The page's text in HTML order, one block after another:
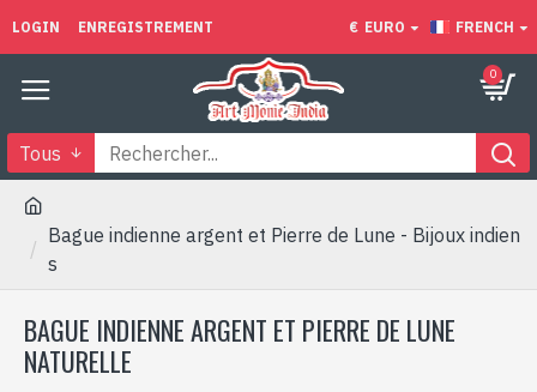
LOGIN ENREGISTREMENT € EURO FRENCH
0
Tous
Bague indienne argent et Pierre de Lune - Bijoux indien
s
BAGUE INDIENNE ARGENT ET PIERRE DE LUNE
NATURELLE